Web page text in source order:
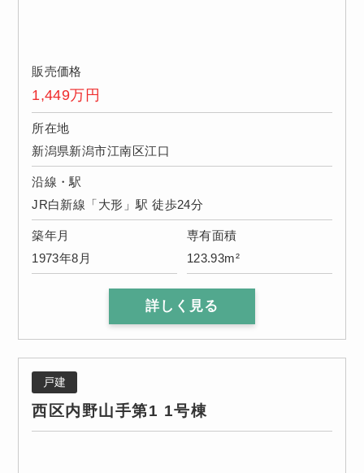
販売価格
1,449万円
所在地
新潟県新潟市江南区江口
沿線・駅
JR白新線「大形」駅 徒歩24分
築年月
1973年8月
専有面積
123.93m²
詳しく見る
戸建
西区内野山手第1 1号棟